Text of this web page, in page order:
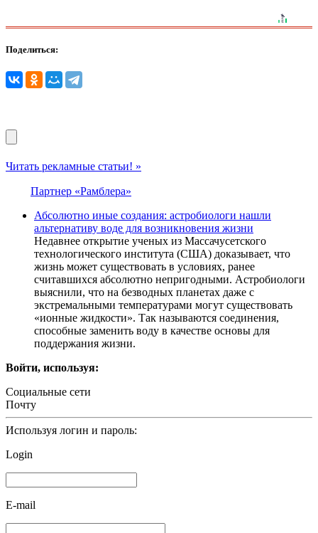
Поделиться:
Читать рекламные статьи! »
Партнер «Рамблера»
Абсолютно иные создания: астробиологи нашли
альтернативу воде для возникновения жизни
Недавнее открытие ученых из Массачусетского
технологического института (США) доказывает, что
жизнь может существовать в условиях, ранее
считавшихся абсолютно непригодными. Астробиологи
выяснили, что на безводных планетах даже с
экстремальными температурами могут существовать
«ионные жидкости». Так называются соединения,
способные заменить воду в качестве основы для
поддержания жизни.
Войти, используя:
Социальные сети
Почту
Используя логин и пароль:
Login
E-mail